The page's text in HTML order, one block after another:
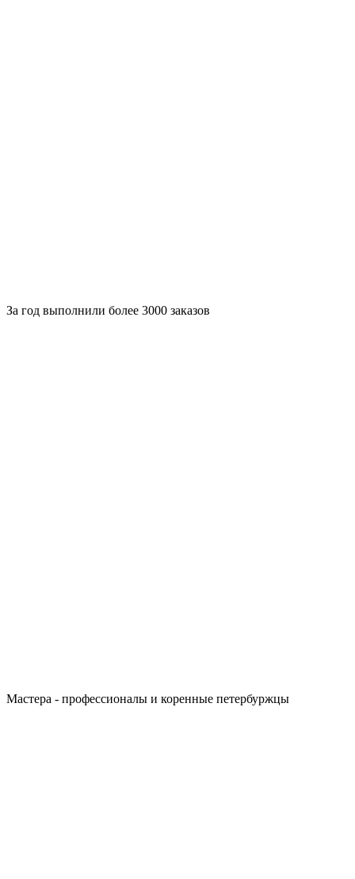
За год выполнили более 3000 заказов
Мастера - профессионалы и коренные петербуржцы